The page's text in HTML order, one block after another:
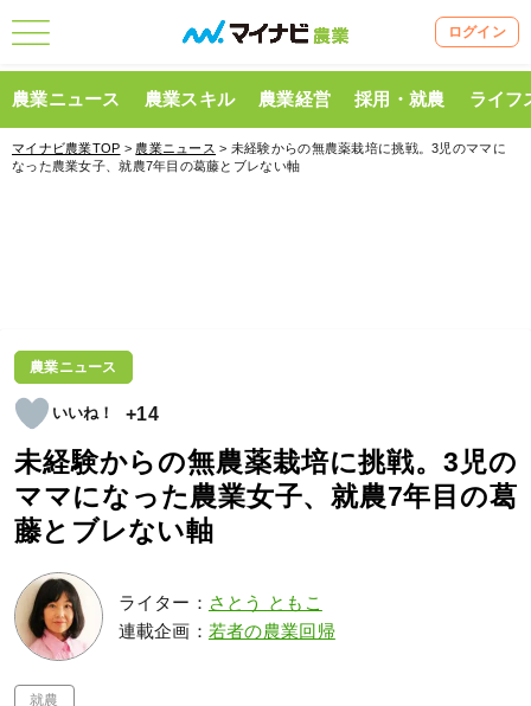
ログイン
農業ニュース 農業スキル 農業経営 採用・就農 ライフ
マイナビ農業TOP > 農業ニュース > 未経験からの無農薬栽培に挑戦。3児のママに
なった農業女子、就農7年目の葛藤とブレない軸
農業ニュース
+14
未経験からの無農薬栽培に挑戦。3児の
ママになった農業女子、就農7年目の葛
藤とブレない軸
ライター： さとう ともこ
連載企画： 若者の農業回帰
就農